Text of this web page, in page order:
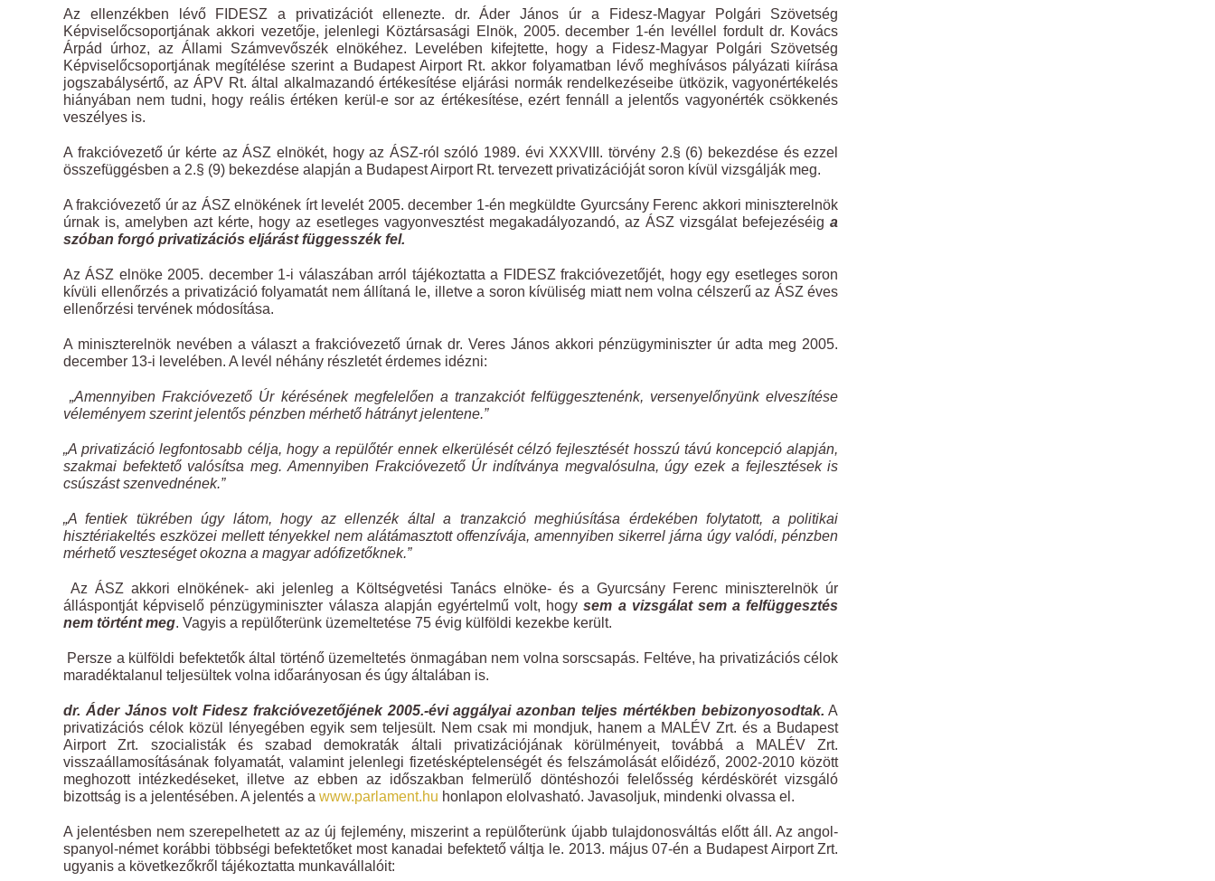
Az ellenzékben lévő FIDESZ a privatizációt ellenezte. dr. Áder János úr a Fidesz-Magyar Polgári Szövetség
Képviselőcsoportjának akkori vezetője, jelenlegi Köztársasági Elnök, 2005. december 1-én levéllel fordult dr. Kovács
Árpád úrhoz, az Állami Számvevőszék elnökéhez. Levelében kifejtette, hogy a Fidesz-Magyar Polgári Szövetség
Képviselőcsoportjának megítélése szerint a Budapest Airport Rt. akkor folyamatban lévő meghívásos pályázati kiírása
jogszabálysértő, az ÁPV Rt. által alkalmazandó értékesítése eljárási normák rendelkezéseibe ütközik, vagyonértékelés
hiányában nem tudni, hogy reális értéken kerül-e sor az értékesítése, ezért fennáll a jelentős vagyonérték csökkenés
veszélyes is.
A frakcióvezető úr kérte az ÁSZ elnökét, hogy az ÁSZ-ról szóló 1989. évi XXXVIII. törvény 2.§ (6) bekezdése és ezzel
összefüggésben a 2.§ (9) bekezdése alapján a Budapest Airport Rt. tervezett privatizációját soron kívül vizsgálják meg.
A frakcióvezető úr az ÁSZ elnökének írt levelét 2005. december 1-én megküldte Gyurcsány Ferenc akkori miniszterelnök
úrnak is, amelyben azt kérte, hogy az esetleges vagyonvesztést megakadályozandó, az ÁSZ vizsgálat befejezéséiga
szóban forgó privatizációs eljárást függesszék fel.
Az ÁSZ elnöke 2005. december 1-i válaszában arról tájékoztatta a FIDESZ frakcióvezetőjét, hogy egy esetleges soron
kívüli ellenőrzés a privatizáció folyamatát nem állítaná le, illetve a soron kívüliség miatt nem volna célszerű az ÁSZ éves
ellenőrzési tervének módosítása.
A miniszterelnök nevében a választ a frakcióvezető úrnak dr. Veres János akkori pénzügyminiszter úr adta meg 2005.
december 13-i levelében. A levél néhány részletét érdemes idézni:
„Amennyiben Frakcióvezető Úr kérésének megfelelően a tranzakciót felfüggesztenénk, versenyelőnyünk elveszítése
véleményem szerint jelentős pénzben mérhető hátrányt jelentene.”
„A privatizáció legfontosabb célja, hogy a repülőtér ennek elkerülését célzó fejlesztését hosszú távú koncepció alapján,
szakmai befektető valósítsa meg. Amennyiben Frakcióvezető Úr indítványa megvalósulna, úgy ezek a fejlesztések is
csúszást szenvednének.”
„A fentiek tükrében úgy látom, hogy az ellenzék által a tranzakció meghiúsítása érdekében folytatott, a politikai
hisztériakeltés eszközei mellett tényekkel nem alátámasztott offenzívája, amennyiben sikerrel járna úgy valódi, pénzben
mérhető veszteséget okozna a magyar adófizetőknek.”
Az ÁSZ akkori elnökének- aki jelenleg a Költségvetési Tanács elnöke- és a Gyurcsány Ferenc miniszterelnök úr
álláspontját képviselő pénzügyminiszter válasza alapján egyértelmű volt, hogysem a vizsgálat sem a felfüggesztés
nem történt meg. Vagyis a repülőterünk üzemeltetése 75 évig külföldi kezekbe került.
Persze a külföldi befektetők által történő üzemeltetés önmagában nem volna sorscsapás. Feltéve, ha privatizációs célok
maradéktalanul teljesültek volna időarányosan és úgy általában is.
dr. Áder János volt Fidesz frakcióvezetőjének 2005.-évi aggályai azonban teljes mértékben bebizonyosodtak. A
privatizációs célok közül lényegében egyik sem teljesült. Nem csak mi mondjuk, hanem a MALÉV Zrt. és a Budapest
Airport Zrt. szocialisták és szabad demokraták általi privatizációjának körülményeit, továbbá a MALÉV Zrt.
visszaállamosításának folyamatát, valamint jelenlegi fizetésképtelenségét és felszámolását előidéző, 2002-2010 között
meghozott intézkedéseket, illetve az ebben az időszakban felmerülő döntéshozói felelősség kérdéskörét vizsgáló
bizottság is a jelentésében. A jelentés a www.parlament.hu honlapon elolvasható. Javasoljuk, mindenki olvassa el.
A jelentésben nem szerepelhetett az az új fejlemény, miszerint a repülőterünk újabb tulajdonosváltás előtt áll. Az angol-
spanyol-német korábbi többségi befektetőket most kanadai befektető váltja le. 2013. május 07-én a Budapest Airport Zrt.
ugyanis a következőkről tájékoztatta munkavállalóit: